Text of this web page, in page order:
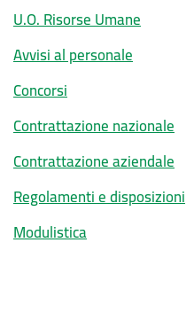
U.O. Risorse Umane
Avvisi al personale
Concorsi
Contrattazione nazionale
Contrattazione aziendale
Regolamenti e disposizioni
Modulistica